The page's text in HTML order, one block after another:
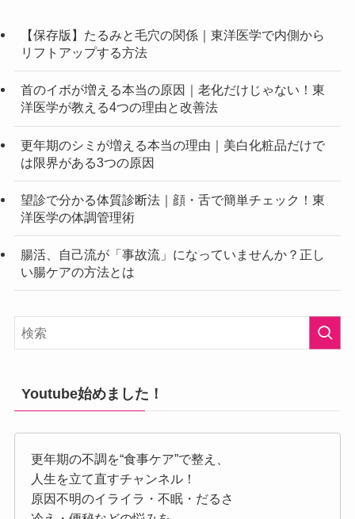
【保存版】たるみと毛穴の関係｜東洋医学で内側から
リフトアップする方法
首のイボが増える本当の原因｜老化だけじゃない！東
洋医学が教える4つの理由と改善法
更年期のシミが増える本当の理由｜美白化粧品だけで
は限界がある3つの原因
望診で分かる体質診断法｜顔・舌で簡単チェック！東
洋医学の体調管理術
腸活、自己流が「事故流」になっていませんか？正し
い腸ケアの方法とは
Youtube始めました！
更年期の不調を“食事ケア”で整え、
人生を立て直すチャンネル！
原因不明のイライラ・不眠・だるさ